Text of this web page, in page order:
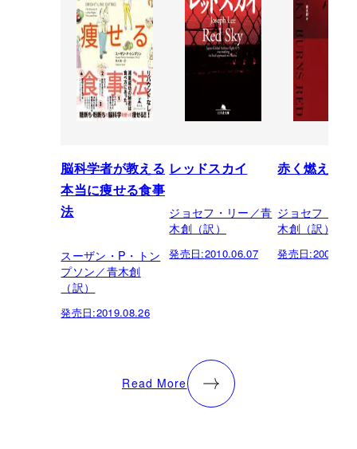
脳科学者が教える
本当に痩せる食事
法
スーザン・P・トン
プソン／青木創
（訳）
発売日:2019.08.26
レッドスカイ
ジョセフ・リー／青
木創（訳）
発売日:2010.06.07
赤く燃える空
ジョセフ・リ
木創（訳）
発売日:
Read More